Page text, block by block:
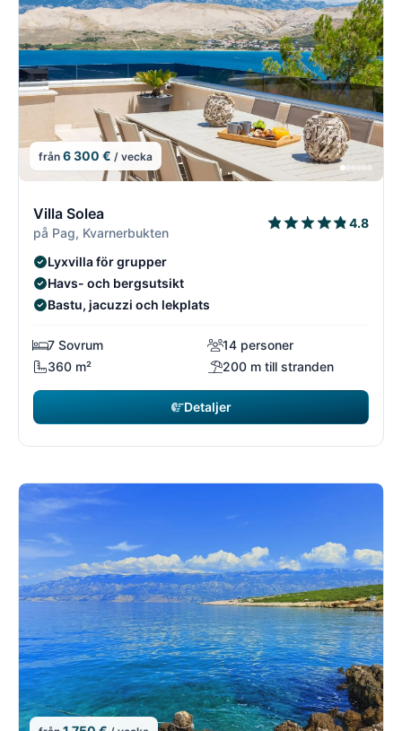
från 6 300 € / vecka
Villa Solea
på Pag, Kvarnerbukten
4.8
Lyxvilla för grupper
Havs- och bergsutsikt
Bastu, jacuzzi och lekplats
7 Sovrum
14 personer
360 m²
200 m till stranden
Detaljer